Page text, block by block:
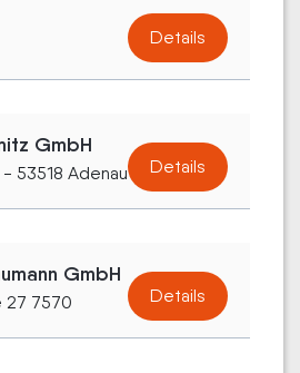
Details
GmbH
53518 Adenau Details
GmbH
27 7570 Details